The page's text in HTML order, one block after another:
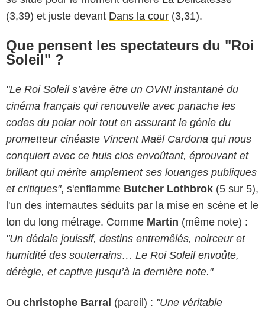
(3,39) et juste devant Dans la cour (3,31).
Que pensent les spectateurs du "Roi
Soleil" ?
"Le Roi Soleil s’avère être un OVNI instantané du
cinéma français qui renouvelle avec panache les
codes du polar noir tout en assurant le génie du
prometteur cinéaste Vincent Maël Cardona qui nous
conquiert avec ce huis clos envoûtant, éprouvant et
brillant qui mérite amplement ses louanges publiques
et critiques", s'enflamme Butcher Lothbrok (5 sur 5),
l'un des internautes séduits par la mise en scène et le
ton du long métrage. Comme Martin (même note) :
"Un dédale jouissif, destins entremêlés, noirceur et
humidité des souterrains… Le Roi Soleil envoûte,
dérègle, et captive jusqu’à la dernière note."
Ou christophe Barral (pareil) : "Une véritable